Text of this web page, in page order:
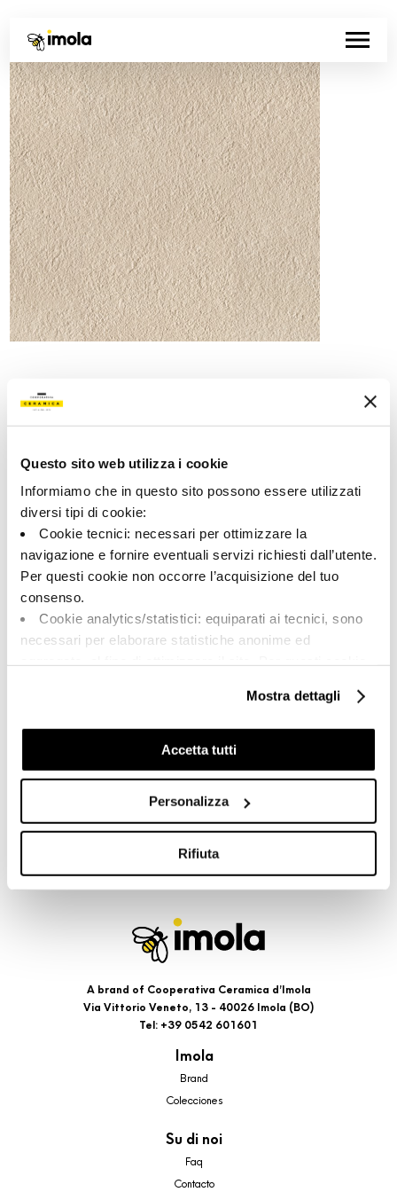
Questo sito web utilizza i cookie
Informiamo che in questo sito possono essere utilizzati
diversi tipi di cookie:
Cookie tecnici: necessari per ottimizzare la
navigazione e fornire eventuali servizi richiesti dall’utente.
Per questi cookie non occorre l’acquisizione del tuo
consenso.
Cookie analytics/statistici: equiparati ai tecnici, sono
necessari per elaborare statistiche anonime ed
Cookie di profilazione/marketing: sono utilizzati, solo
previo tuo consenso, per esaminare le tue abitudini di
navigazione e mostrarti quindi avvisi pubblicitari mirati, in
linea con le tue preferenze.
cookie di profilazione, selezionando uno dei bottoni sotto
riportati. Puoi avere maggiori dettagli visionando
l’Informativa estesa cookie. La chiusura del presente
banner comporterà il permanere dei soli cookie tecnici ed
comunque modificare le tue scelte in qualsiasi momento,
accedendo al link presente nel footer.
Mostra dettagli
Accetta tutti
Personalizza
Rifiuta
133412 | M2.0 RB60A
Colección
00308
Almond
Tipo:
Fondo
Formato:
matt
Aspecto de la superficie:
opaco
Destonalización:
Share:
A brand of Cooperativa Ceramica d’Imola
Via Vittorio Veneto, 13 - 40026 Imola (BO)
Tel: +39 0542 601601
Imola
Brand
Colecciones
Su di noi
Faq
Contacto